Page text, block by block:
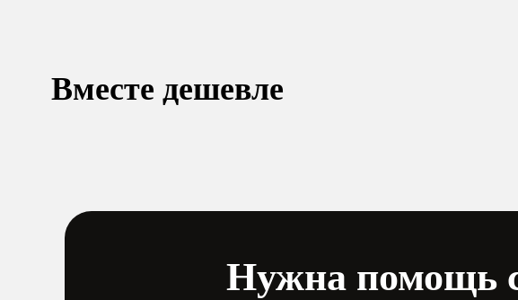
Вместе дешевле
Нужна помощь